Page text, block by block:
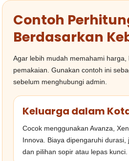
Contoh
Berdasarkan
Agar lebih mudah memahami
pemakaian. Gunakan contoh ini
sebelum menghubungi admin.
Keluarga dalam
Cocok menggunakan Avanza,
Innova. Biaya dipengaruhi durasi,
dan pilihan sopir atau lepas kunci.